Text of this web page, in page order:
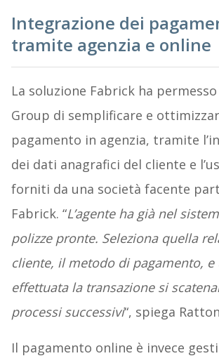
Integrazione dei
tramite agenzia e online
La soluzione Fabrick ha permesso
Group di semplificare e
pagamento in agenzia, tramite
dei dati anagrafici del cliente e
forniti da una società facente
Fabrick. “L’agente ha già nel
polizze pronte. Seleziona quella
cliente, il metodo di pagamento, e
effettuata la transazione si
processi successivi“, spiega
Il pagamento online è invece